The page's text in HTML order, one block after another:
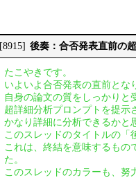
[8915] 後奏：合否発表直前の
たこやきです。
いよいよ合否発表の直前とな
自身の論文の質をしっかりと
超詳細分析プロンプトを提示
かなり詳細に分析できるかと
このスレッドのタイトルの「
これは、終結を意味するもの
た。
このスレッドのカラーも、努